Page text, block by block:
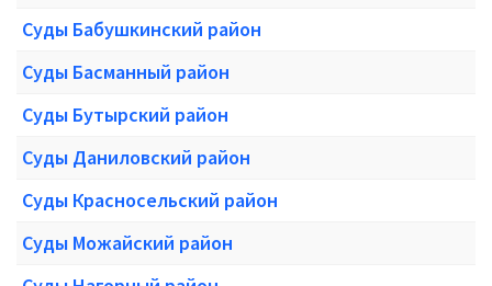
Суды Бабушкинский район
Суды Басманный район
Суды Бутырский район
Суды Даниловский район
Суды Красносельский район
Суды Можайский район